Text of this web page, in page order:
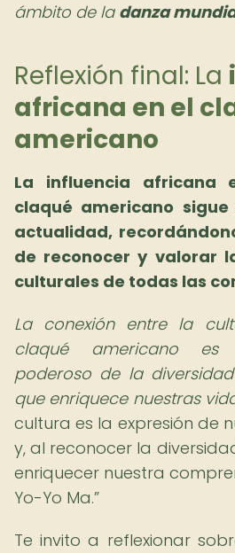
ámbito de la danza
Reflexión final: La
africana en el
americano
La influencia africana
claqué americano
actualidad,
de reconocer y valorar
culturales de todas las
La conexión entre la
claqué americano es
poderoso de la
que enriquece nuestras
cultura es la expresión de
y, al reconocer la
enriquecer nuestra
Yo-Yo Ma.
Te invito a reflexionar